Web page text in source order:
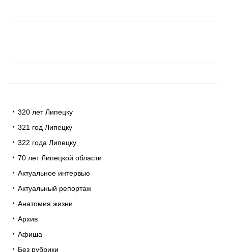
320 лет Липецку
321 год Липецку
322 года Липецку
70 лет Липецкой области
Актуальное интервью
Актуальный репортаж
Анатомия жизни
Архив
Афиша
Без рубрики